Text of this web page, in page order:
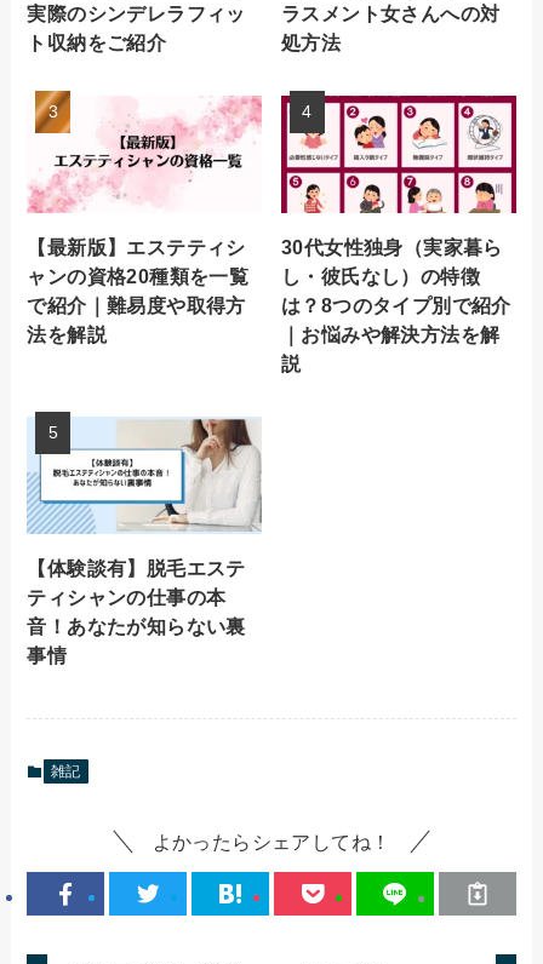
実際のシンデレラフィッ
ト収納をご紹介
ラスメント女さんへの対
処方法
【最新版】エステティシ
ャンの資格20種類を一覧
で紹介｜難易度や取得方
法を解説
30代女性独身（実家暮ら
し・彼氏なし）の特徴
は？8つのタイプ別で紹介
｜お悩みや解決方法を解
説
【体験談有】脱毛エステ
ティシャンの仕事の本
音！あなたが知らない裏
事情
雑記
よかったらシェアしてね！